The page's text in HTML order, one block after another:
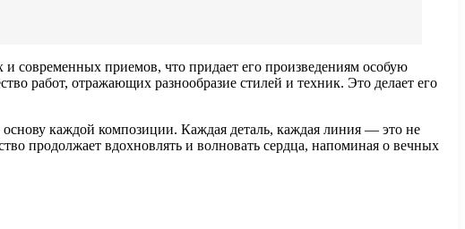
современных приемов, что придает его произведениям особую
работ, отражающих разнообразие стилей и техник. Это делает его
каждой композиции. Каждая деталь, каждая линия — это не
продолжает вдохновлять и волновать сердца, напоминая о вечных